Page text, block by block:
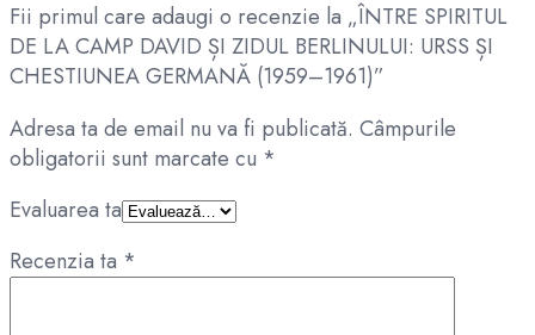
Fii primul care adaugi o recenzie la „ÎNTRE SPIRITUL
DE LA CAMP DAVID ȘI ZIDUL BERLINULUI: URSS ȘI
CHESTIUNEA GERMANĂ (1959–1961)”
Adresa ta de email nu va fi publicată. Câmpurile
obligatorii sunt marcate cu *
Evaluarea ta
Recenzia ta *